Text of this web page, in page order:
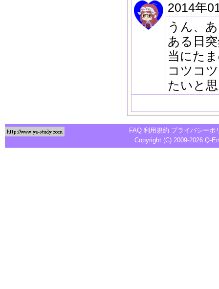
2014年
うん、
ある日
当にた
コツコ
たいと
FAQ 利用規約 プライバシーポ
Copyright (C) 2009-2026 Q-